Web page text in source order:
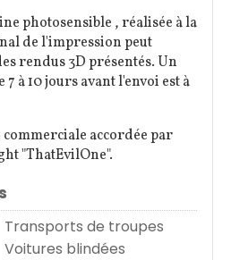
photosensible , réalisée à la
de l'impression peut
rendus 3D présentés. Un
à 10 jours avant l'envoi est à
accordée par
"ThatEvilOne".
Transports de troupes
Voitures blindées